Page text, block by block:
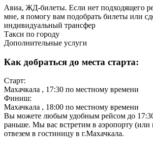
Авиа, ЖД-билеты. Если нет подходящего
мне, я помогу вам подобрать билеты или
индивидуальный трансфер
Такси по городу
Дополнительные услуги
Как добраться до места старта:
Старт:
Махачкала , 17:30 по местному времени
Финиш:
Махачкала , 18:00 по местному времени
Вы можете любым удобным рейсом до
раньше. Мы вас встретим в аэропорту
отвезем в гостиницу в г.Махачкала.